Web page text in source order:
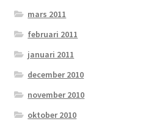
mars 2011
februari 2011
januari 2011
december 2010
november 2010
oktober 2010